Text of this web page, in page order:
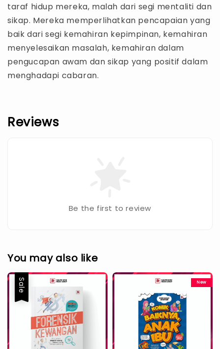
taraf hidup mereka, malah dari segi mentaliti dan
sikap. Mereka memperlihatkan pencapaian yang
baik dari segi kemahiran kepimpinan, kemahiran
menyelesaikan masalah, kemahiran dalam
pengucapan awam dan sikap yang positif dalam
menghadapi cabaran.
Reviews
Be the first to review
You may also like
Sale New